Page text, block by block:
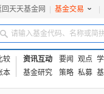
回天天基金网 基金交易
请输入基金代码、名称或简
较
本
资讯互动 要闻 观点
基金研究
策略 私募